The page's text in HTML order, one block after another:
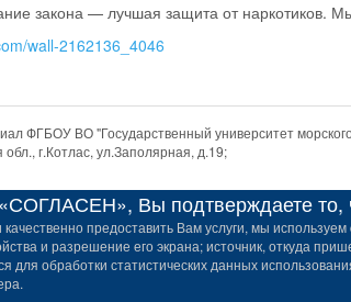
закона — лучшая защита от наркотиков.
wall-2162136_4046
ФГБОУ ВО "Государственный университет
обл., г.Котлас, ул.Заполярная, д.19;
Вы подтверждаете
предоставить Вам услуги, мы
и разрешение его экрана; источник, откуда
для обработки статистических данных